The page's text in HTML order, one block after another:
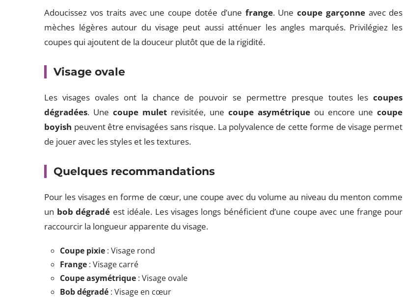
Adoucissez vos traits avec une coupe dotée d’une frange. Unecoupe garçonneavec des
mèches légères autour du visage peut aussi atténuer les angles marqués. Privilégiez les
coupes qui ajoutent de la douceur plutôt que de la rigidité.
Visage ovale
Les visages ovales ont la chance de pouvoir se permettre presque toutes lescoupes
dégradées. Unecoupe mulet revisitée, une coupe asymétriqueou encore unecoupe
boyish peuvent être envisagées sans risque. La polyvalence de cette forme de visage permet
de jouer avec les styles et les textures.
Quelques recommandations
Pour les visages en forme de cœur, une coupe avec du volume au niveau du menton comme
un bob dégradé est idéale. Les visages longs bénéficient d’une coupe avec une frange pour
raccourcir la longueur apparente du visage.
Coupe pixie : Visage rond
Frange : Visage carré
Coupe asymétrique : Visage ovale
Bob dégradé : Visage en cœur